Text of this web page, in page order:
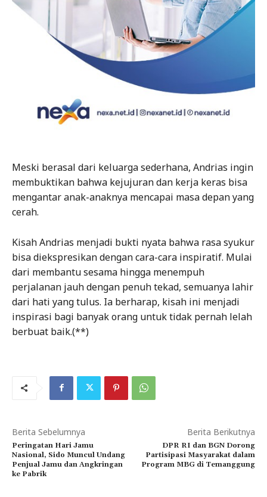
Meski berasal dari keluarga sederhana, Andrias ingin
membuktikan bahwa kejujuran dan kerja keras bisa
mengantar anak-anaknya mencapai masa depan yang
cerah.
Kisah Andrias menjadi bukti nyata bahwa rasa syukur
bisa diekspresikan dengan cara-cara inspiratif. Mulai
dari membantu sesama hingga menempuh
perjalanan jauh dengan penuh tekad, semuanya lahir
dari hati yang tulus. Ia berharap, kisah ini menjadi
inspirasi bagi banyak orang untuk tidak pernah lelah
berbuat baik.(**)
Berita Sebelumnya
Peringatan Hari Jamu
Nasional, Sido Muncul Undang
Penjual Jamu dan Angkringan
ke Pabrik
Berita Berikutnya
DPR RI dan BGN Dorong
Partisipasi Masyarakat dalam
Program MBG di Temanggung